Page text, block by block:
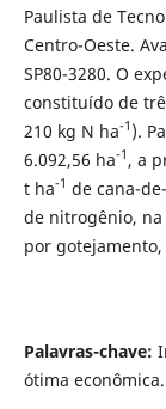
Paulista de
Centro-Oeste.
SP80-3280. O
constituído de
210 kg N ha-1 ).
6.092,56 ha-1 , a
t ha-1 de cana-
de nitrogênio,
por
Palavras-chave:
ótima econômica.